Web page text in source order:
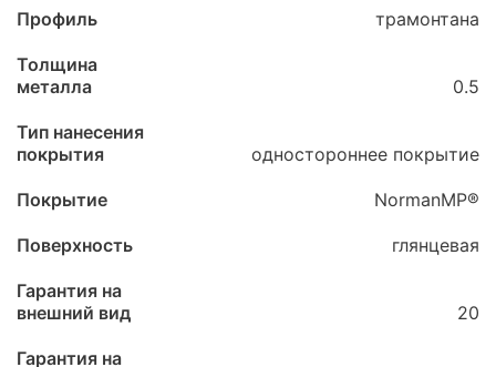
Профиль трамонтана
Толщина
металла
0.5
Тип нанесения
покрытия
одностороннее покрытие
Покрытие NormanMP®
Поверхность глянцевая
Гарантия на
внешний вид
20
Гарантия на